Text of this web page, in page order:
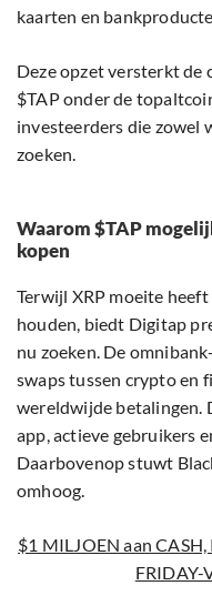
Waarom $TAP
Terwijl XRP moeite
houden, biedt Digitap
nu zoeken. De
swaps tussen crypto en
app, actieve gebruikers
Daarbovenop stuwt
$1 MILJOEN aan CASH,
FRIDAY-
Meer dan $1 miljoen
momenteel massaal
uuraanbiedingen zullen
meest veelbelovende
mikken kopers van
329%. Dit maakt $TAP